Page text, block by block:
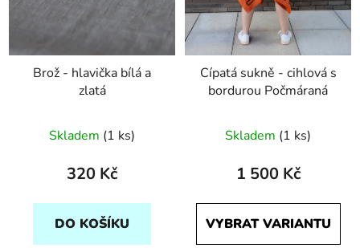
Brož - hlavička bílá a
zlatá
Skladem (1 ks)
320 Kč
DO KOŠÍKU
Cípatá sukně - cihlová s
bordurou Počmáraná
Skladem (1 ks)
1 500 Kč
VYBRAT VARIANTU